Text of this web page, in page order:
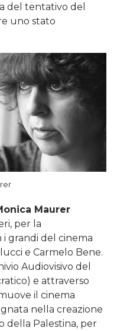
del tentativo del
uno stato
Maurer
per la
grandi del cinema
e Carmelo Bene.
Audiovisivo del
e attraverso
il cinema
nella creazione
della Palestina, per